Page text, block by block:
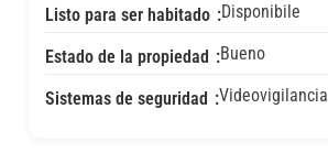
Listo para ser habitado Disponibile
Estado de la propiedad Bueno
Sistemas de seguridad Videovigilancia